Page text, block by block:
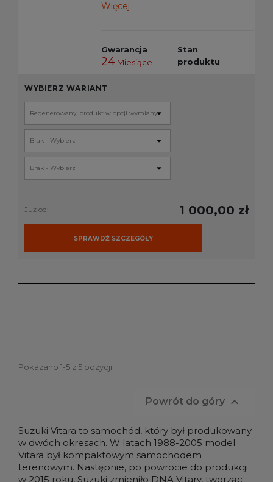
Więcej
Gwarancja
24Miesiące
Stan
produktu
WYBIERZ WARIANT
Już od: 1 000,00 zł
SPRAWDŹ SZCZEGÓŁY
Pokazano 1-5 z 5 pozycji
Powrót do góry 
Suzuki Vitara to samochód, który był produkowany
w dwóch okresach. W latach 1988-2005 model
Vitara był kompaktowym samochodem
terenowym. Następnie, po powrocie do produkcji
w 2015 roku, Suzuki zmieniło DNA Vitary, tworząc